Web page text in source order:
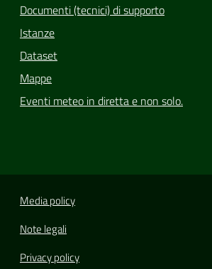
Documenti (tecnici) di supporto
Istanze
Dataset
Mappe
Eventi meteo in diretta e non solo.
Media policy
Note legali
Privacy policy